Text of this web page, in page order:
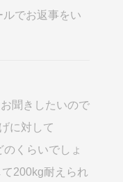
でお返事をい
聞きしたいので
に対して
くらいでしょ
200kg耐えられ